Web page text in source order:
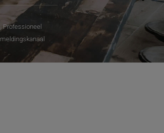
Professioneel
meldingskanaal